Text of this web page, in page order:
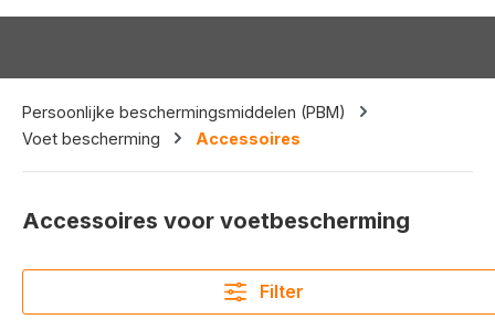
Persoonlijke beschermingsmiddelen (PBM)
Voet bescherming
Accessoires
Accessoires voor voetbescherming
Filter